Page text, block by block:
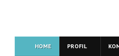
HOME PROFIL